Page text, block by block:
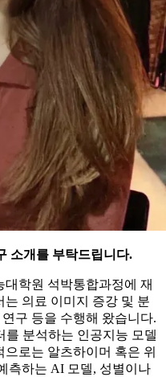
소개를 부탁드립니다.
학원 석박통합과정에 재
의료 이미지 증강 및 분
구 등을 수행해 왔습니다.
를 분석하는 인공지능 모델
로는 알츠하이머 혹은 위
측하는 AI 모델, 성별이나